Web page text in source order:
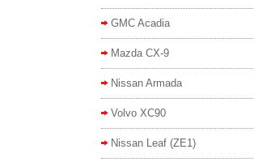
GMC Acadia
Mazda CX-9
Nissan Armada
Volvo XC90
Nissan Leaf (ZE1)